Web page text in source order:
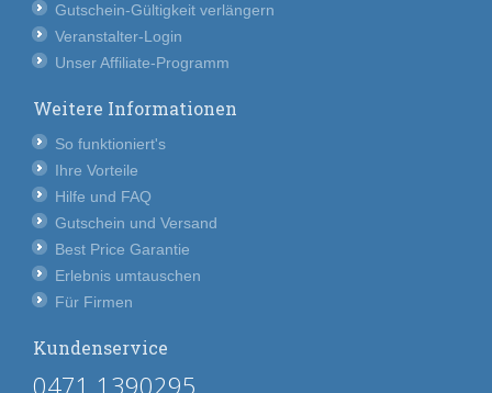
Gutschein-Gültigkeit verlängern
Veranstalter-Login
Unser Affiliate-Programm
Weitere Informationen
So funktioniert's
Ihre Vorteile
Hilfe und FAQ
Gutschein und Versand
Best Price Garantie
Erlebnis umtauschen
Für Firmen
Kundenservice
0471 1390295